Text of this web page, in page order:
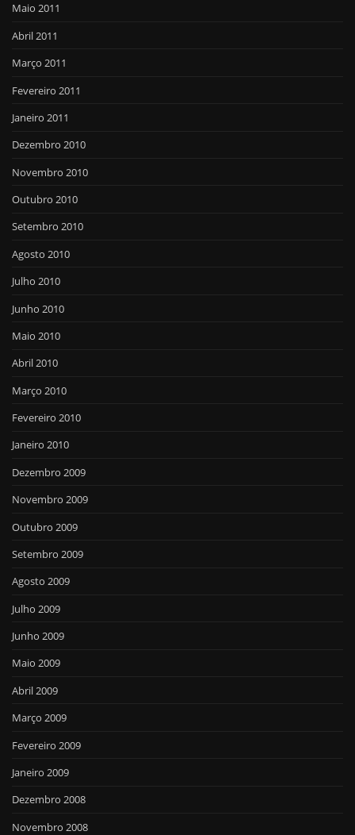
Maio 2011
Abril 2011
Março 2011
Fevereiro 2011
Janeiro 2011
Dezembro 2010
Novembro 2010
Outubro 2010
Setembro 2010
Agosto 2010
Julho 2010
Junho 2010
Maio 2010
Abril 2010
Março 2010
Fevereiro 2010
Janeiro 2010
Dezembro 2009
Novembro 2009
Outubro 2009
Setembro 2009
Agosto 2009
Julho 2009
Junho 2009
Maio 2009
Abril 2009
Março 2009
Fevereiro 2009
Janeiro 2009
Dezembro 2008
Novembro 2008